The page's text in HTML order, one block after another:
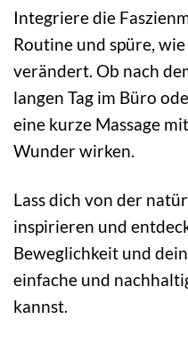
Integriere die
Routine und spüre,
verändert. Ob nach
langen Tag im Büro
eine kurze Massage
Wunder wirken.
Lass dich von der
inspirieren und
Beweglichkeit und
einfache und
kannst.